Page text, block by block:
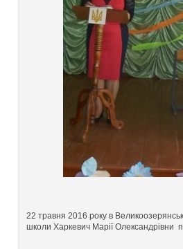
22 травня 2016 року в
школи Харкевич Марії Олександрівни